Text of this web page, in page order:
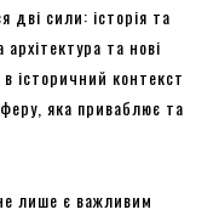
дві сили: історія та
та нові
в історичний контекст
яка приваблює та
лише є важливим